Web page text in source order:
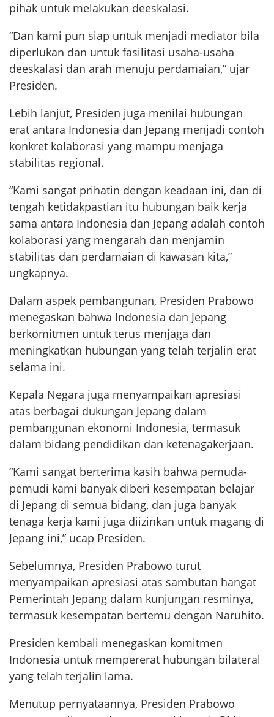
pihak untuk melakukan deeskalasi.
“Dan kami pun siap untuk menjadi mediator bila
diperlukan dan untuk fasilitasi usaha-usaha
deeskalasi dan arah menuju perdamaian,” ujar
Presiden.
Lebih lanjut, Presiden juga menilai hubungan
erat antara Indonesia dan Jepang menjadi contoh
konkret kolaborasi yang mampu menjaga
stabilitas regional.
“Kami sangat prihatin dengan keadaan ini, dan di
tengah ketidakpastian itu hubungan baik kerja
sama antara Indonesia dan Jepang adalah contoh
kolaborasi yang mengarah dan menjamin
stabilitas dan perdamaian di kawasan kita,”
ungkapnya.
Dalam aspek pembangunan, Presiden Prabowo
menegaskan bahwa Indonesia dan Jepang
berkomitmen untuk terus menjaga dan
meningkatkan hubungan yang telah terjalin erat
selama ini.
Kepala Negara juga menyampaikan apresiasi
atas berbagai dukungan Jepang dalam
pembangunan ekonomi Indonesia, termasuk
dalam bidang pendidikan dan ketenagakerjaan.
“Kami sangat berterima kasih bahwa pemuda-
pemudi kami banyak diberi kesempatan belajar
di Jepang di semua bidang, dan juga banyak
tenaga kerja kami juga diizinkan untuk magang di
Jepang ini,” ucap Presiden.
Sebelumnya, Presiden Prabowo turut
menyampaikan apresiasi atas sambutan hangat
Pemerintah Jepang dalam kunjungan resminya,
termasuk kesempatan bertemu dengan Naruhito.
Presiden kembali menegaskan komitmen
Indonesia untuk mempererat hubungan bilateral
yang telah terjalin lama.
Menutup pernyataannya, Presiden Prabowo